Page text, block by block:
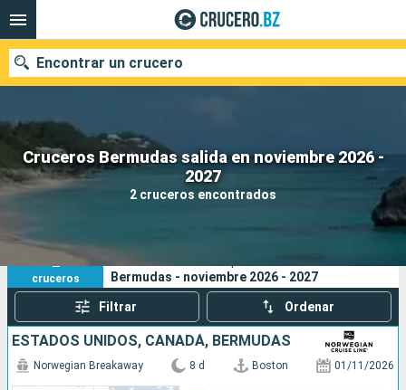
Cruceros Bermudas salida en noviembre 2026 -
2027
2 cruceros encontrados
Encontrar un crucero
Nuestros destinos
Fecha de salida
Puertos
Buscar
2
cruceros
Sus criterios de búsqueda:
Bermudas - noviembre 2026 - 2027
Filtrar Ordenar
ESTADOS UNIDOS, CANADÁ, BERMUDAS
Norwegian Breakaway 8 d Boston 01/11/2026